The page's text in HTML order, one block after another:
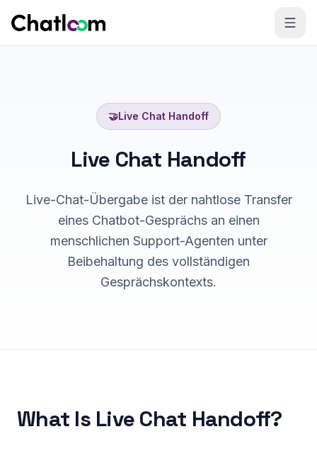
🤝Live Chat Handoff
Live Chat Handoff
Live-Chat-Übergabe ist der nahtlose Transfer
eines Chatbot-Gesprächs an einen
menschlichen Support-Agenten unter
Beibehaltung des vollständigen
Gesprächskontexts.
What Is Live Chat Handoff?